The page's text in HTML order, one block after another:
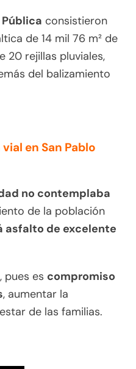
consistieron
de 14 mil 76 m² de
20 rejillas pluviales,
del balizamiento
en San Pablo
no contemplaba
de la población
asfalto de excelente
pues es compromiso
, aumentar la
de las familias.